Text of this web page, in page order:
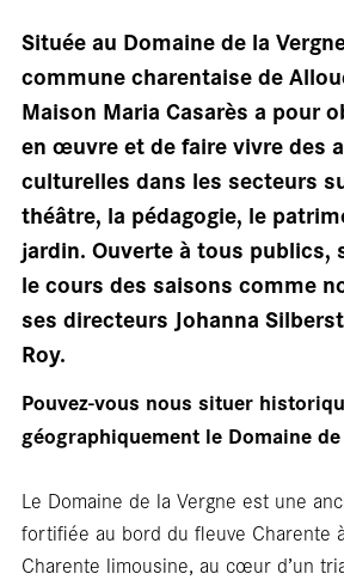
Située au Domaine de la
commune charentaise de
Maison Maria Casarès a pour
en œuvre et de faire vivre des
culturelles dans les secteurs
théâtre, la pédagogie, le
jardin. Ouverte à tous
le cours des saisons comme
ses directeurs Johanna
Roy.
Pouvez-vous nous situer
géographiquement le Domaine
Le Domaine de la Vergne est une
fortifiée au bord du fleuve Charente
Charente limousine, au cœur d’un